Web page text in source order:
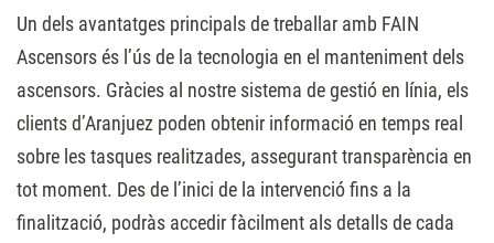
Un dels avantatges principals de treballar amb FAIN
Ascensors és l’ús de la tecnologia en el manteniment dels
ascensors. Gràcies al nostre sistema de gestió en línia, els
clients d’Aranjuez poden obtenir informació en temps real
sobre les tasques realitzades, assegurant transparència en
tot moment. Des de l’inici de la intervenció fins a la
finalització, podràs accedir fàcilment als detalls de cada